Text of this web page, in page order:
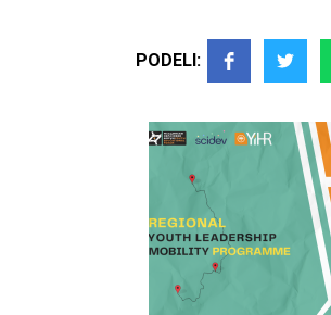
PODELI: